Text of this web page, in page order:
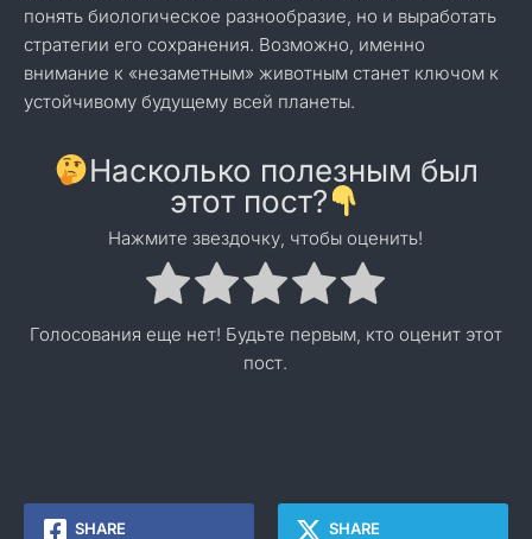
понять биологическое разнообразие, но и выработать
стратегии его сохранения. Возможно, именно
внимание к «незаметным» животным станет ключом к
устойчивому будущему всей планеты.
Насколько полезным был
этот пост?
Нажмите звездочку, чтобы оценить!
Голосования еще нет! Будьте первым, кто оценит этот
пост.
SHARE SHARE